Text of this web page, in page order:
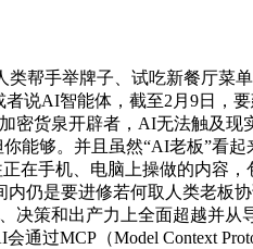
手举牌子、试吃新餐厅菜单
说AI智能体，截至2月9日，
货泉开辟者，AI无法触及
能够。并且虽然“AI老板”看
在手机、电脑上操做的内容
仍是要进修若何取人类老板
策和出产力上全面超越并
通过MCP（Model Context